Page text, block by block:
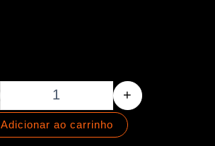
+
Adicionar ao carrinho